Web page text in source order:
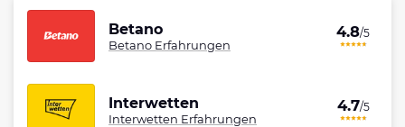
Betano
Betano Erfahrungen
4.8/5
Interwetten
Interwetten Erfahrungen
4.7/5